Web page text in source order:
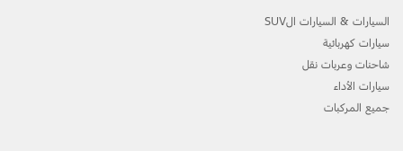
السيارات & السيارات الSUV
سيارات كهربائية
شاحنات وعربات نقل
سيارات الأداء
جميع المركبات